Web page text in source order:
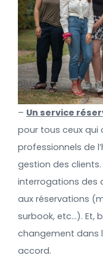
– Un service
pour tous ceux qui
professionnels de
gestion des clients.
interrogations des
aux réservations
surbook, etc…). Et,
changement dans
accord.